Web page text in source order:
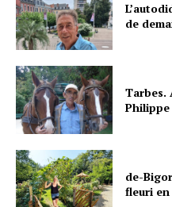
de
Tarbes.
de-
fleuri